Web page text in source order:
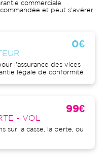
commerciale
et peut s’avérer
0€
l'assurance des vices
légale de conformité
- VOL
99€
sur la casse, la perte, ou